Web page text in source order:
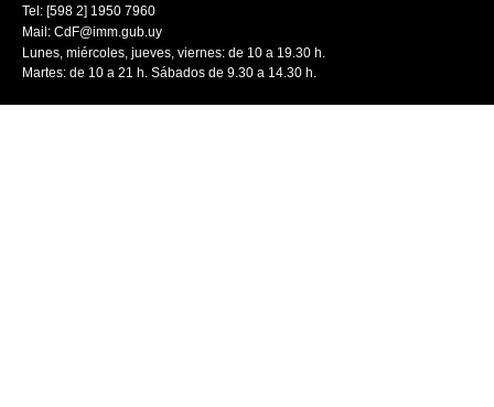
Tel: [598 2] 1950 7960
Mail: CdF@imm.gub.uy
Lunes, miércoles, jueves, viernes: de 10 a 19.30 h.
Martes: de 10 a 21 h. Sábados de 9.30 a 14.30 h.